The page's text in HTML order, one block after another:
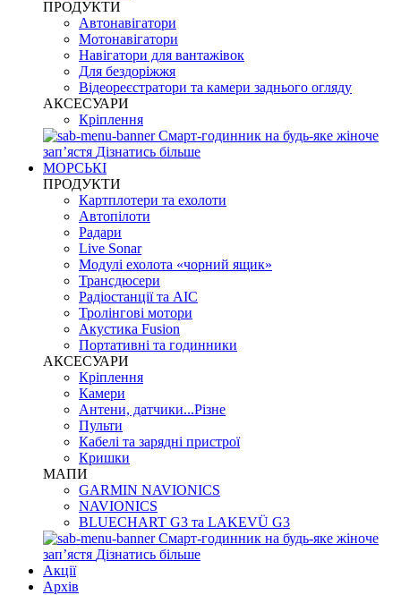
ПРОДУКТИ
Автонавігатори
Мотонавігатори
Навігатори для вантажівок
Для бездоріжжя
Відеореєстратори та камери заднього огляду
АКСЕСУАРИ
Кріплення
Смарт-годинник на будь-яке жіноче
запʼястя Дізнатись більше
МОРСЬКІ
ПРОДУКТИ
Картплотери та ехолоти
Автопілоти
Радари
Live Sonar
Модулі ехолота «чорний ящик»
Трансдюсери
Радіостанції та АІС
Тролінгові мотори
Акустика Fusion
Портативні та годинники
АКСЕСУАРИ
Кріплення
Камери
Антени, датчики...Різне
Пульти
Кабелі та зарядні пристрої
Кришки
МАПИ
GARMIN NAVIONICS
NAVIONICS
BLUECHART G3 та LAKEVÜ G3
Смарт-годинник на будь-яке жіноче
запʼястя Дізнатись більше
Акції
Архів